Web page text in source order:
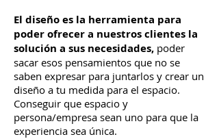
El diseño es la herramienta para
poder ofrecer a nuestros clientes la
solución a sus necesidades, poder
sacar esos pensamientos que no se
saben expresar para juntarlos y crear un
diseño a tu medida para el espacio.
Conseguir que espacio y
persona/empresa sean uno para que la
experiencia sea única.